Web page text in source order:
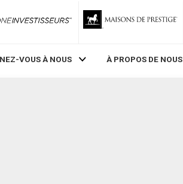
ZoneInvestisseurs RLP
VOUS À NOUS À PROPOS DE NOUS